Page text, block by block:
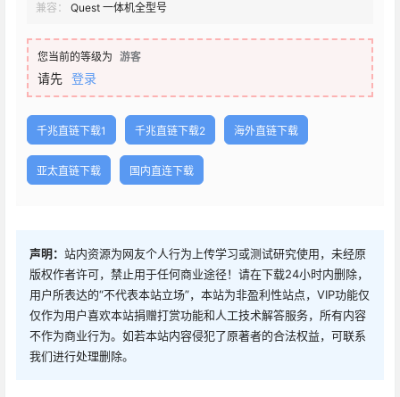
兼容：
Quest 一体机全型号
您当前的等级为 游客
请先 登录
千兆直链下载1 千兆直链下载2 海外直链下载
亚太直链下载 国内直连下载
声明： 站内资源为网友个人行为上传学习或测试研究使用，未经原
版权作者许可，禁止用于任何商业途径！请在下载24小时内删除，
用户所表达的“不代表本站立场”，本站为非盈利性站点，VIP功能仅
仅作为用户喜欢本站捐赠打赏功能和人工技术解答服务，所有内容
不作为商业行为。如若本站内容侵犯了原著者的合法权益，可联系
我们进行处理删除。